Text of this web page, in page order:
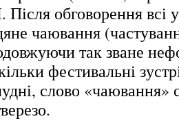
обговорення всі
чаювання
так зване
фестивальні
слово «чаювання»